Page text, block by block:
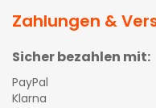
Zahlungen &
Sicher bezahlen mit:
PayPal
Klarna